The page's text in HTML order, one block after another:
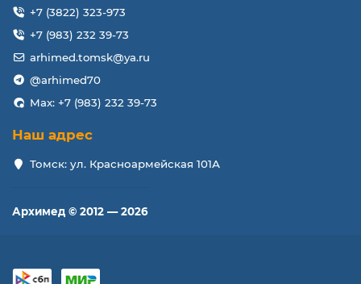
+7 (3822) 323-973
+7 (983) 232 39-73
arhimed.tomsk@ya.ru
@arhimed70
Max: +7 (983) 232 39-73
Наш адрес
Томск: ул. Красноармейская 101А
Архимед © 2012 — 2026